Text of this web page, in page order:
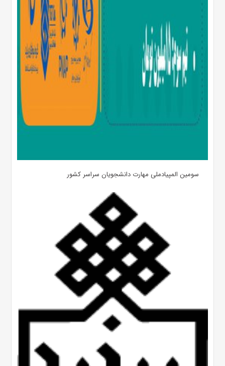
سومین المپیادملی مهارت دانشجویان سراسر کشور